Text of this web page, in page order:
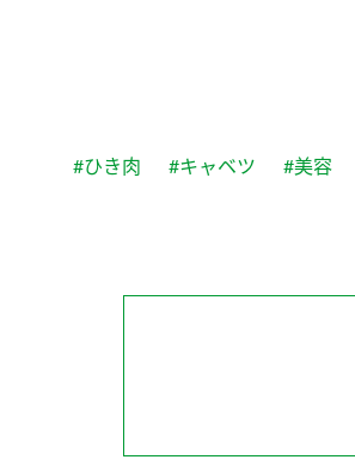
#ひき肉 #キャベツ #美容